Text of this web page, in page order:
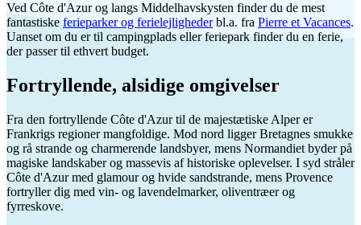
Ved Côte d'Azur og langs Middelhavskysten finder du de mest
fantastiske ferieparker og ferielejlighederbl.a. fra Pierre et Vacances.
Uanset om du er til campingplads eller feriepark finder du en ferie,
der passer til ethvert budget.
Fortryllende, alsidige omgivelser
Fra den fortryllende Côte d'Azur til de majestætiske Alper er
Frankrigs regioner mangfoldige. Mod nord ligger Bretagnes smukke
og rå strande og charmerende landsbyer, mens Normandiet byder på
magiske landskaber og massevis af historiske oplevelser. I syd stråler
Côte d'Azur med glamour og hvide sandstrande, mens Provence
fortryller dig med vin- og lavendelmarker, oliventræer og
fyrreskove.